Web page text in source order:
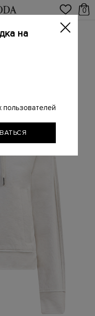
0
вышивкой Punto
на
пользователей